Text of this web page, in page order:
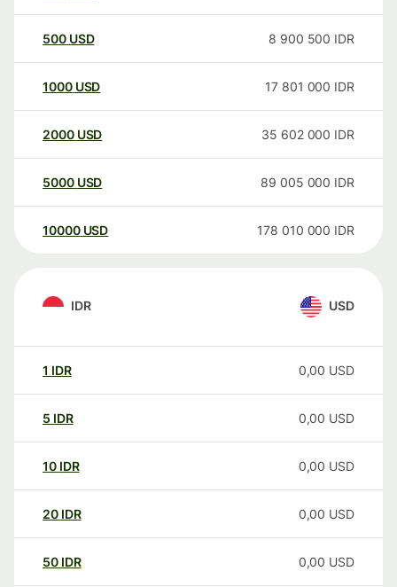
500 USD 8 900 500 IDR
1000 USD 17 801 000 IDR
2000 USD 35 602 000 IDR
5000 USD 89 005 000 IDR
10000 USD 178 010 000 IDR
IDR USD
1 IDR 0,00 USD
5 IDR 0,00 USD
10 IDR 0,00 USD
20 IDR 0,00 USD
50 IDR 0,00 USD